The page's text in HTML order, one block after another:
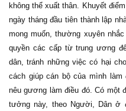
không thể xuất thân. Khuyết
ngày tháng đầu tiên thành lập
mong muốn, thường xuyên
quyền các cấp từ trung ương
dân, tránh những việc có hại
cách giúp cán bộ của mình
nêu gương làm điều đó. Có một
tưởng này, theo Người, Dân ở